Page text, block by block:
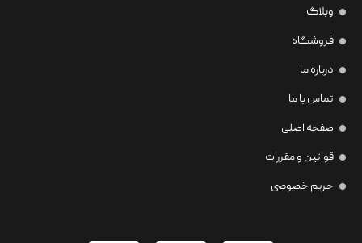
وبلاگ
فروشگاه
درباره ما
تماس با ما
صفحه اصلی
قوانین و مقررات
حریم خصوصی